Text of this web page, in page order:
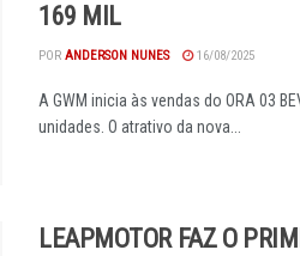
169 MIL
POR ANDERSON NUNES 16/08/2025
A GWM inicia às vendas do ORA 03
unidades. O atrativo da nova...
LEAPMOTOR FAZ O